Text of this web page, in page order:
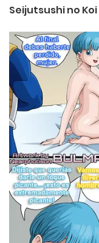
Seijutsushi no